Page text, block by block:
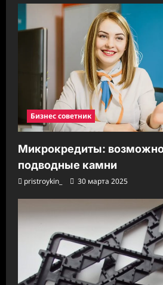
Бизнес советник
Микрокредиты:
подводные камни
pristroykin_ 30 марта 2025